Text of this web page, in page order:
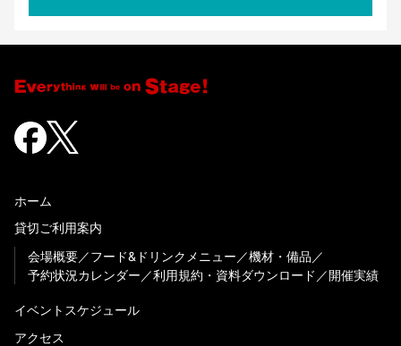
ホーム
貸切ご利用案内
会場概要
フード&ドリンクメニュー
機材・備品
予約状況カレンダー
利用規約・資料ダウンロード 開催実績
イベントスケジュール
アクセス